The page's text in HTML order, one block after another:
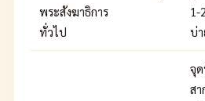
พระสังฆาธิการ
ทั่วไป
1-
บ่า
จุ
ส